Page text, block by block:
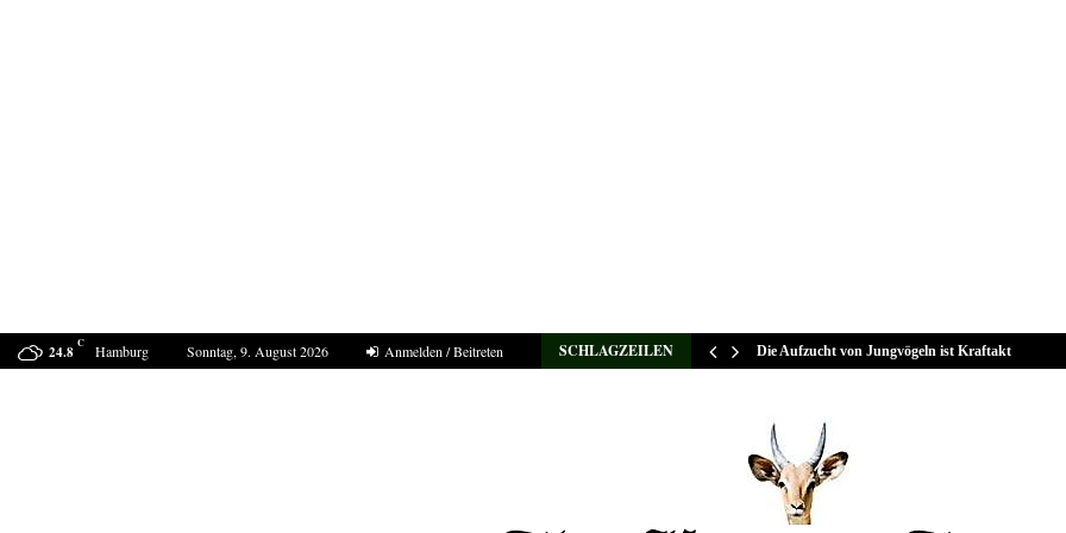
24.8 C Hamburg Sonntag, 9. August 2026 Anmelden / Beitreten SCHLAGZEILEN
Sucht Putin den Casus belli mit Deutschland? Die Aufzucht von Jungvögeln ist Kraftakt